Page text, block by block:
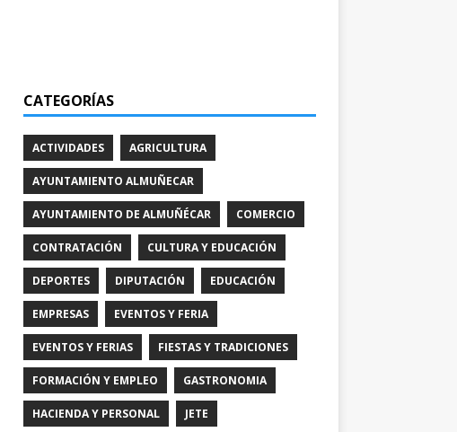
CATEGORÍAS
ACTIVIDADES AGRICULTURA
AYUNTAMIENTO ALMUÑECAR
AYUNTAMIENTO DE ALMUÑÉCAR COMERCIO
CONTRATACIÓN CULTURA Y EDUCACIÓN
DEPORTES DIPUTACIÓN EDUCACIÓN
EMPRESAS EVENTOS Y FERIA
EVENTOS Y FERIAS FIESTAS Y TRADICIONES
FORMACIÓN Y EMPLEO GASTRONOMIA
HACIENDA Y PERSONAL JETE